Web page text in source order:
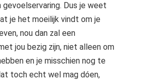
gevoelservaring. Dus je weet
je het moeilijk vindt om je
nou dan zal een
jou bezig zijn, niet alleen om
en je misschien nog te
toch echt wel mag dóen,